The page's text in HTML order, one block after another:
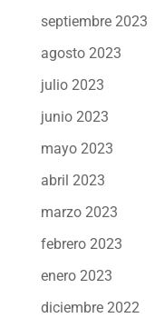
septiembre 2023
agosto 2023
julio 2023
junio 2023
mayo 2023
abril 2023
marzo 2023
febrero 2023
enero 2023
diciembre 2022